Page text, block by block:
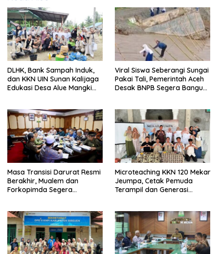
DLHK, Bank Sampah Induk,
dan KKN UIN Sunan Kalijaga
Edukasi Desa Alue Mangki
Viral Siswa Seberangi Sungai
Pakai Tali, Pemerintah Aceh
Desak BNPB Segera Bangun
Masa Transisi Darurat Resmi
Berakhir, Mualem dan
Forkopimda Segera
Microteaching KKN 120 Mekar
Jeumpa, Cetak Pemuda
Terampil dan Generasi